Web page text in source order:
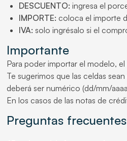
DESCUENTO: ingresa el
IMPORTE: coloca el importe
IVA: solo ingrésalo si el
Importante
Para poder importar el modelo,
Te sugerimos que las celdas
deberá ser numérico (dd/mm/
En los casos de las notas de
Preguntas frecuentes